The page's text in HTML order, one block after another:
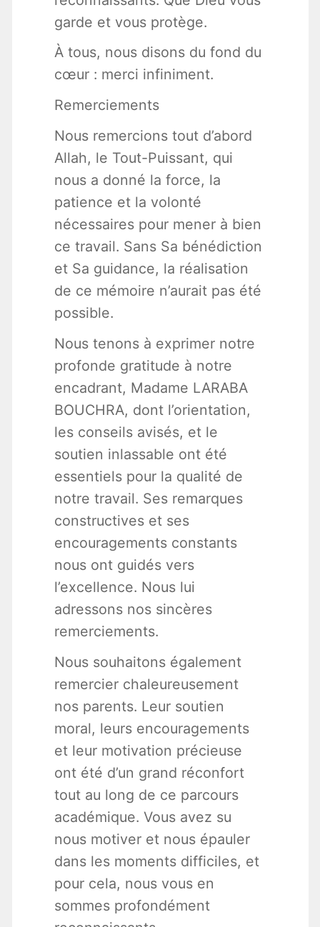
garde et vous protège.
À tous, nous disons du fond du
cœur : merci infiniment.
Remerciements
Nous remercions tout d’abord
Allah, le Tout-Puissant, qui
nous a donné la force, la
patience et la volonté
nécessaires pour mener à bien
ce travail. Sans Sa bénédiction
et Sa guidance, la réalisation
de ce mémoire n’aurait pas été
possible.
Nous tenons à exprimer notre
profonde gratitude à notre
encadrant, Madame LARABA
BOUCHRA, dont l’orientation,
les conseils avisés, et le
soutien inlassable ont été
essentiels pour la qualité de
notre travail. Ses remarques
constructives et ses
encouragements constants
nous ont guidés vers
l’excellence. Nous lui
adressons nos sincères
remerciements.
Nous souhaitons également
remercier chaleureusement
nos parents. Leur soutien
moral, leurs encouragements
et leur motivation précieuse
ont été d’un grand réconfort
tout au long de ce parcours
académique. Vous avez su
nous motiver et nous épauler
dans les moments difficiles, et
pour cela, nous vous en
sommes profondément